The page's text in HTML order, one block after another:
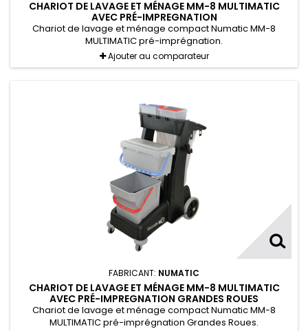
CHARIOT DE LAVAGE ET MÉNAGE MM-8 MULTIMATIC
AVEC PRÉ-IMPREGNATION
Chariot de lavage et ménage compact Numatic MM-8
MULTIMATIC pré-imprégnation.
Ajouter au comparateur
FABRICANT: NUMATIC
CHARIOT DE LAVAGE ET MÉNAGE MM-8 MULTIMATIC
AVEC PRÉ-IMPREGNATION GRANDES ROUES
Chariot de lavage et ménage compact Numatic MM-8
MULTIMATIC pré-imprégnation Grandes Roues.